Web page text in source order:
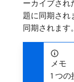
ーカイブされ
題に同期され
同期されます。
メモ
1 つ